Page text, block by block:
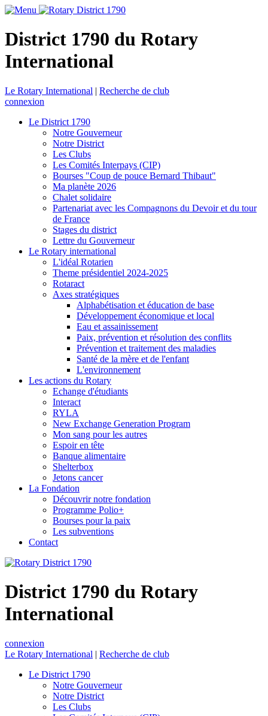
District 1790 du Rotary
International
Le Rotary International | Recherche de club
connexion
Le District 1790
Notre Gouverneur
Notre District
Les Clubs
Les Comités Interpays (CIP)
Bourses "Coup de pouce Bernard Thibaut"
Ma planète 2026
Chalet solidaire
Partenariat avec les Compagnons du Devoir et du tour
de France
Stages du district
Lettre du Gouverneur
Le Rotary international
L'idéal Rotarien
Theme présidentiel 2024-2025
Rotaract
Axes stratégiques
Alphabétisation et éducation de base
Développement économique et local
Eau et assainissement
Paix, prévention et résolution des conflits
Prévention et traitement des maladies
Santé de la mère et de l'enfant
L'environnement
Les actions du Rotary
Echange d'étudiants
Interact
RYLA
New Exchange Generation Program
Mon sang pour les autres
Espoir en tête
Banque alimentaire
Shelterbox
Jetons cancer
La Fondation
Découvrir notre fondation
Programme Polio+
Bourses pour la paix
Les subventions
Contact
District 1790 du Rotary
International
connexion
Le Rotary International | Recherche de club
Le District 1790
Notre Gouverneur
Notre District
Les Clubs